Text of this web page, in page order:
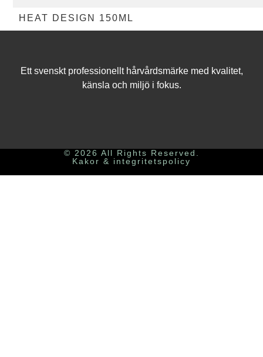
HEAT DESIGN 150ML
Ett svenskt professionellt hårvårdsmärke med kvalitet,
känsla och miljö i fokus.
© 2026 All Rights Reserved.
Kakor & integritetspolicy